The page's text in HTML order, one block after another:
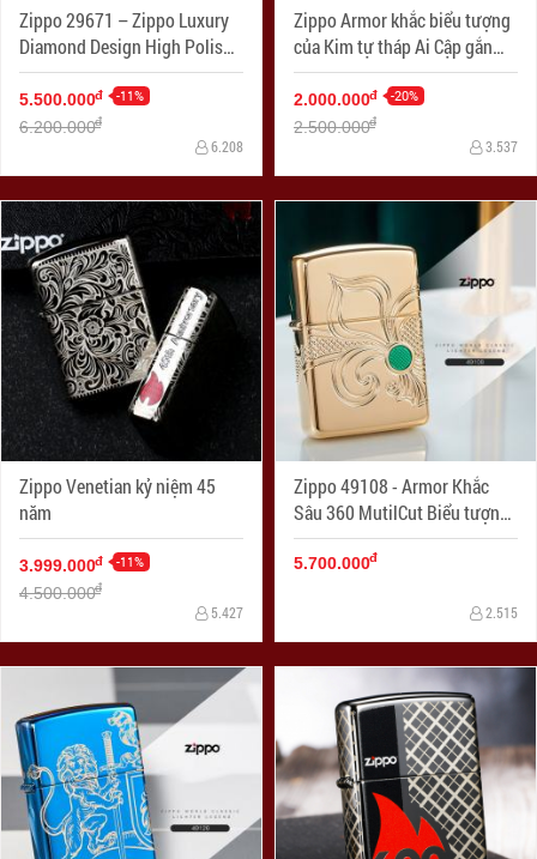
Zippo 29671 – Zippo Luxury
Diamond Design High Polish
Gold Plate
5.500.000đ -11%
6.200.000đ
6.208
Zippo Armor khắc biểu tượng
của Kim tự tháp Ai Cập gắn
Viên pha lê Swarovski
2.000.000đ -20%
2.500.000đ
3.537
Zippo Venetian kỷ niệm 45
năm
3.999.000đ -11%
4.500.000đ
5.427
Zippo 49108 - Armor Khắc
Sâu 360 MutilCut Biểu tượng
Fleu-De-Lis
5.700.000đ
2.515